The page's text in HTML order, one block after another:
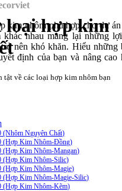
loại hợp kim
tật về các loại hợp kim nhôm bạn
kim nhôm phù hợp cho dự
nhau mang lại những
nên khó khăn. Hiểu những
định của bạn và nâng cao
(Nhôm Nguyên Chất)
(Hợp Kim Nhôm-Đồng)
(Hợp Kim Nhôm-Mangan)
(Hợp Kim Nhôm-Silic)
(Hợp Kim Nhôm-Magie)
(Hợp Kim Nhôm-Magie-Silic)
(Hợp Kim Nhôm-Kẽm)